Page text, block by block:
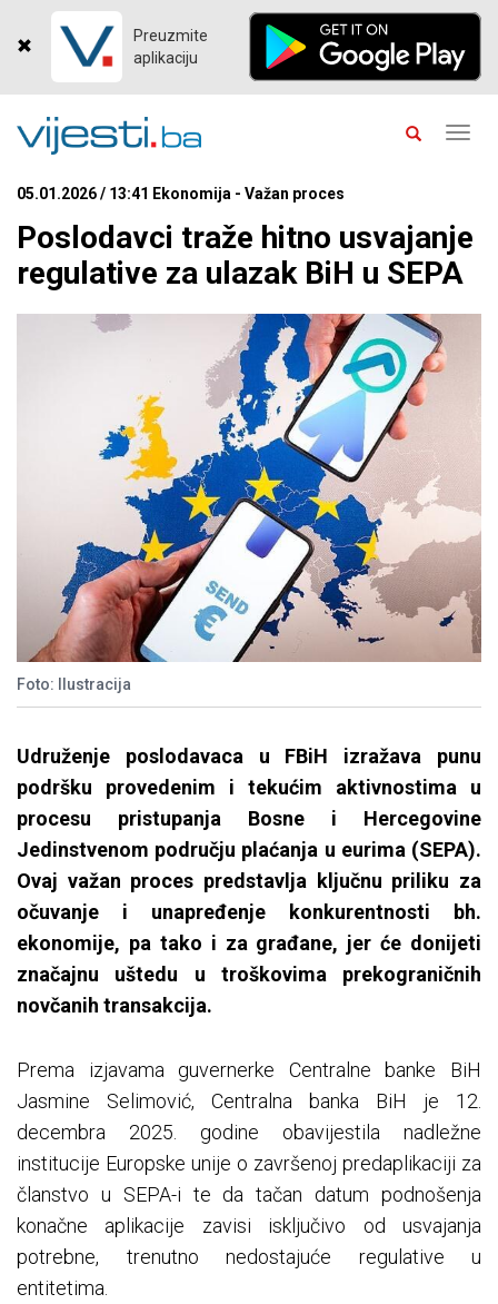
Preuzmite
aplikaciju
05.01.2026 / 13:41 Ekonomija - Važan proces
Poslodavci traže hitno usvajanje
regulative za ulazak BiH u SEPA
Foto: Ilustracija
Udruženje poslodavaca u FBiH izražava punu
podršku provedenim i tekućim aktivnostima u
procesu pristupanja Bosne i Hercegovine
Jedinstvenom području plaćanja u eurima (SEPA).
Ovaj važan proces predstavlja ključnu priliku za
očuvanje i unapređenje konkurentnosti bh.
ekonomije, pa tako i za građane, jer će donijeti
značajnu uštedu u troškovima prekograničnih
novčanih transakcija.
Prema izjavama guvernerke Centralne banke BiH
Jasmine Selimović, Centralna banka BiH je 12.
decembra 2025. godine obavijestila nadležne
institucije Europske unije o završenoj predaplikaciji za
članstvo u SEPA-i te da tačan datum podnošenja
konačne aplikacije zavisi isključivo od usvajanja
potrebne, trenutno nedostajuće regulative u
entitetima.